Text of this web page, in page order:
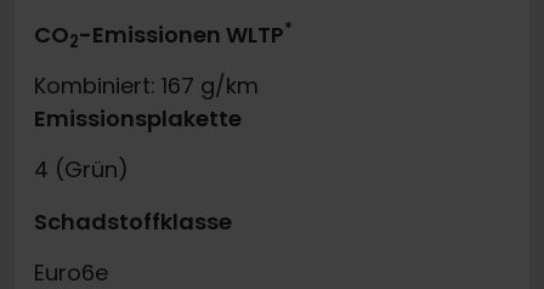
CO2-Emissionen WLTP*
Kombiniert: 167 g/km
Emissionsplakette
4 (Grün)
Schadstoffklasse
Euro6e